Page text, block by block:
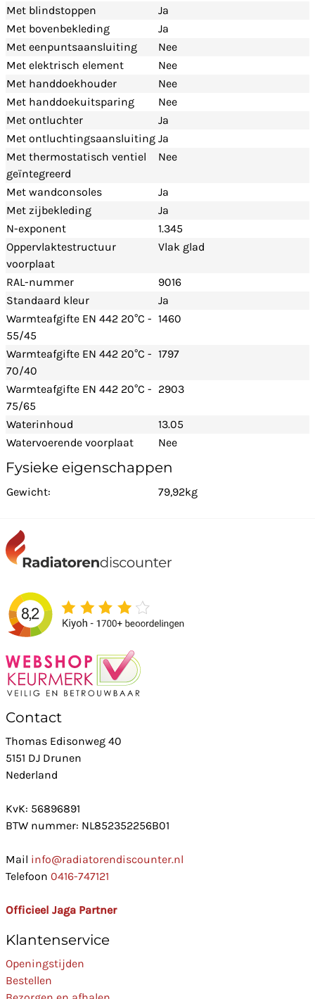
Met blindstoppen
Ja
Met bovenbekleding
Ja
Met eenpuntsaansluiting
Nee
Met elektrisch element
Nee
Met handdoekhouder
Nee
Met handdoekuitsparing
Nee
Met ontluchter
Ja
Met ontluchtingsaansluiting Ja
Met thermostatisch ventiel
geïntegreerd
Nee
Met wandconsoles
Ja
Met zijbekleding
Ja
N-exponent
1.345
Oppervlaktestructuur
voorplaat
Vlak glad
RAL-nummer
9016
Standaard kleur
Ja
Warmteafgifte EN 442 20°C -
55/45
1460
Warmteafgifte EN 442 20°C -
70/40
1797
Warmteafgifte EN 442 20°C -
75/65
2903
Waterinhoud
13.05
Watervoerende voorplaat
Nee
Fysieke eigenschappen
Gewicht: 79,92kg
Contact
Thomas Edisonweg 40
5151 DJ Drunen
Nederland
KvK: 56896891
BTW nummer: NL852352256B01
Mail info@radiatorendiscounter.nl
Telefoon 0416-747121
Officieel Jaga Partner
Klantenservice
Openingstijden
Bestellen